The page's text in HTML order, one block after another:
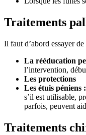
Traitements
Il faut d’abord essayer
La rééducation
l’intervention,
Les protections
Les étuis péniens :
s’il est utilisable,
parfois, peuvent
Traitements